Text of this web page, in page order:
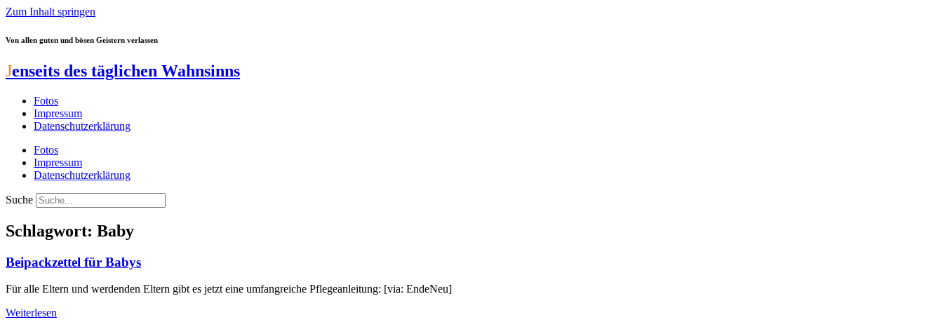
Zum Inhalt springen
Von allen guten und bösen Geistern verlassen
Jenseits des täglichen Wahnsinns
Fotos
Impressum
Datenschutzerklärung
Fotos
Impressum
Datenschutzerklärung
Suche
Schlagwort: Baby
Beipackzettel für Babys
Für alle Eltern und werdenden Eltern gibt es jetzt eine umfangreiche Pflegeanleitung: [via: EndeNeu]
Weiterlesen